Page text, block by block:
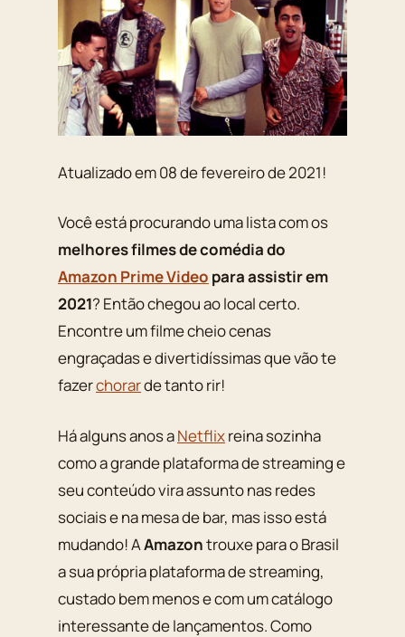
Atualizado em 08 de fevereiro de 2021!
Você está procurando uma lista com os
melhores filmes de comédia do
Amazon Prime Video para assistir em
2021? Então chegou ao local certo.
Encontre um filme cheio cenas
engraçadas e divertidíssimas que vão te
fazerchorarde tanto rir!
Há alguns anos aNetflixreina sozinha
como a grande plataforma de streaming e
seu conteúdo vira assunto nas redes
sociais e na mesa de bar, mas isso está
mudando! AAmazontrouxe para o Brasil
a sua própria plataforma de streaming,
custado bem menos e com um catálogo
interessante de lançamentos. Como